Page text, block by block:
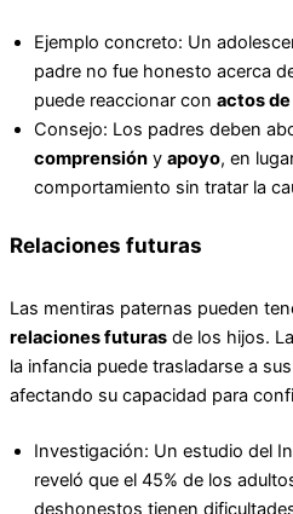
Ejemplo concreto: Un
padre no fue honesto acerca
puede reaccionar con actos
Consejo: Los padres deben
comprensión y apoyo, en
comportamiento sin tratar la
Relaciones futuras
Las mentiras paternas pueden
relaciones futuras de los hijos.
la infancia puede trasladarse a
afectando su capacidad para
Investigación: Un estudio del
reveló que el 45% de los
deshonestos tienen